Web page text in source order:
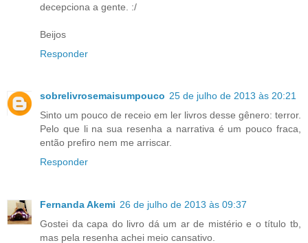
decepciona a gente. :/
Beijos
Responder
sobrelivrosemaisumpouco 25 de julho de 2013 às 20:21
Sinto um pouco de receio em ler livros desse gênero: terror.
Pelo que li na sua resenha a narrativa é um pouco fraca,
então prefiro nem me arriscar.
Responder
Fernanda Akemi 26 de julho de 2013 às 09:37
Gostei da capa do livro dá um ar de mistério e o título tb,
mas pela resenha achei meio cansativo.